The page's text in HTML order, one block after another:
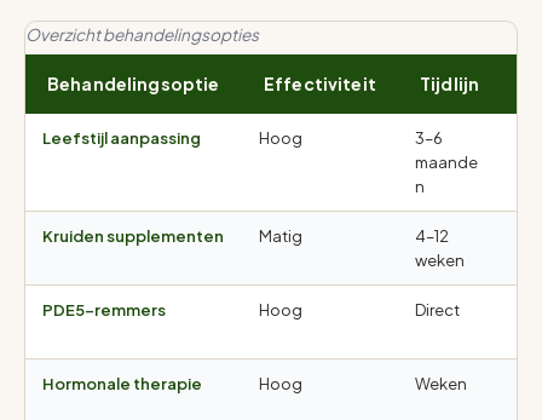
Overzicht behandelingsopties
Behandelingsoptie Effectiviteit Tijdlijn
Leefstijl aanpassing Hoog
3–6
maande
n
Kruiden supplementen Matig
4–12
weken
PDE5-remmers Hoog Direct
Hormonale therapie Hoog Weken